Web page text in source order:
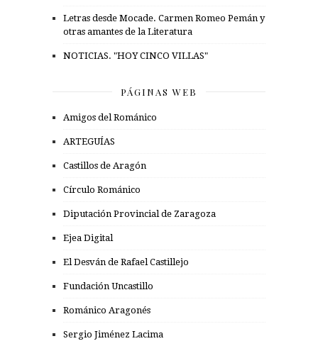
Letras desde Mocade. Carmen Romeo Pemán y
otras amantes de la Literatura
NOTICIAS. "HOY CINCO VILLAS"
PÁGINAS WEB
Amigos del Románico
ARTEGUÍAS
Castillos de Aragón
Círculo Románico
Diputación Provincial de Zaragoza
Ejea Digital
El Desván de Rafael Castillejo
Fundación Uncastillo
Románico Aragonés
Sergio Jiménez Lacima